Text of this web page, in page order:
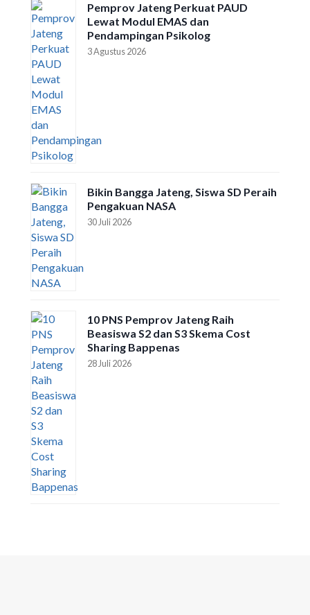
Pemprov Jateng Perkuat PAUD
Lewat Modul EMAS dan
Pendampingan Psikolog
3 Agustus 2026
Bikin Bangga Jateng, Siswa SD Peraih
Pengakuan NASA
30 Juli 2026
10 PNS Pemprov Jateng Raih
Beasiswa S2 dan S3 Skema Cost
Sharing Bappenas
28 Juli 2026